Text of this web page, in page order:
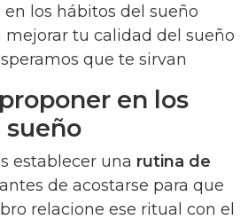
los hábitos del sueño
mejorar tu calidad del sueño
que te sirvan
en los
establecer una rutina de
antes de acostarse para que
relacione ese ritual con el